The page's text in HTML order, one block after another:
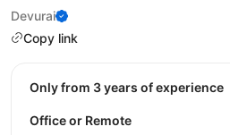
Devurai
Copy link
Only from 3 years of experience
Office or Remote